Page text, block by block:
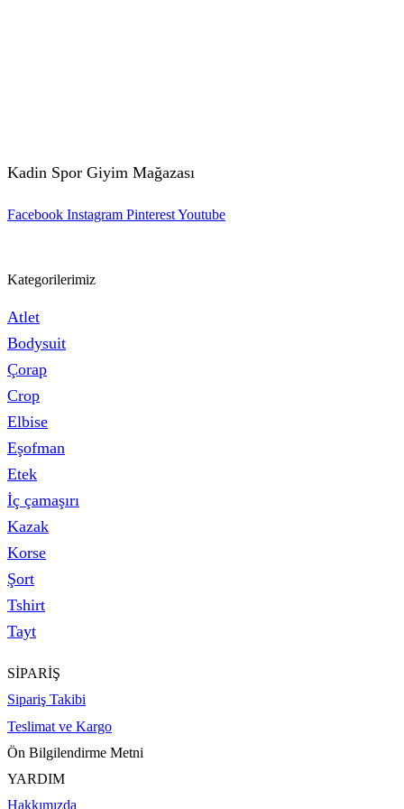
Kadin Spor Giyim Mağazası
Facebook Instagram PinterestYoutube
Kategorilerimiz
Atlet
Bodysuit
Çorap
Crop
Elbise
Eşofman
Etek
İç çamaşırı
Kazak
Korse
Şort
Tshirt
Tayt
SİPARİŞ
Sipariş Takibi
Teslimat ve Kargo
Ön Bilgilendirme Metni
YARDIM
Hakkımızda